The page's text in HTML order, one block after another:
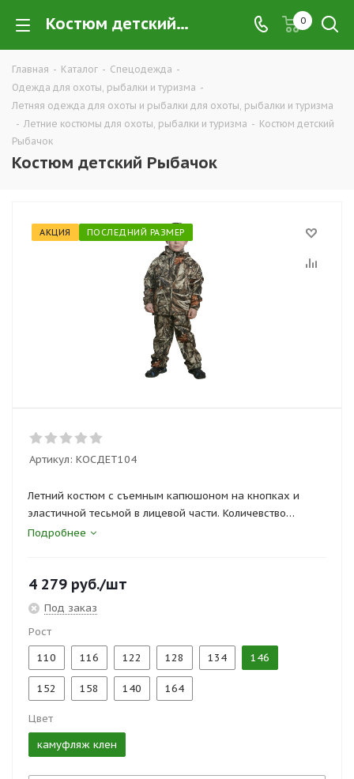
Костюм детский Рыбачок для охоты, рыбалки и туризма в Екатеринбурге купить недорого оптом и в розницу — интернет-магазин летней экипировки и одежды для охоты, рыбалки и туризма от производителя, компания ТД УРАЛСИЗ 0
Главная - Каталог - Спецодежда -
Одежда для охоты, рыбалки и туризма -
Летняя одежда для охоты и рыбалки для охоты, рыбалки и туризма
- Летние костюмы для охоты, рыбалки и туризма - Костюм детский
Рыбачок
Костюм детский Рыбачок
АКЦИЯ ПОСЛЕДНИЙ РАЗМЕР
Артикул: КОСДЕТ104
Летний костюм с съемным капюшоном на кнопках и
эластичной тесьмой в лицевой части. Количевство
карманов - 6. Регулировка низа брюк и курточки по
Подробнее
4 279 руб./шт
Под заказ
Рост
110
116 122 128 134 146
152 158 140 164
Цвет
камуфляж клен